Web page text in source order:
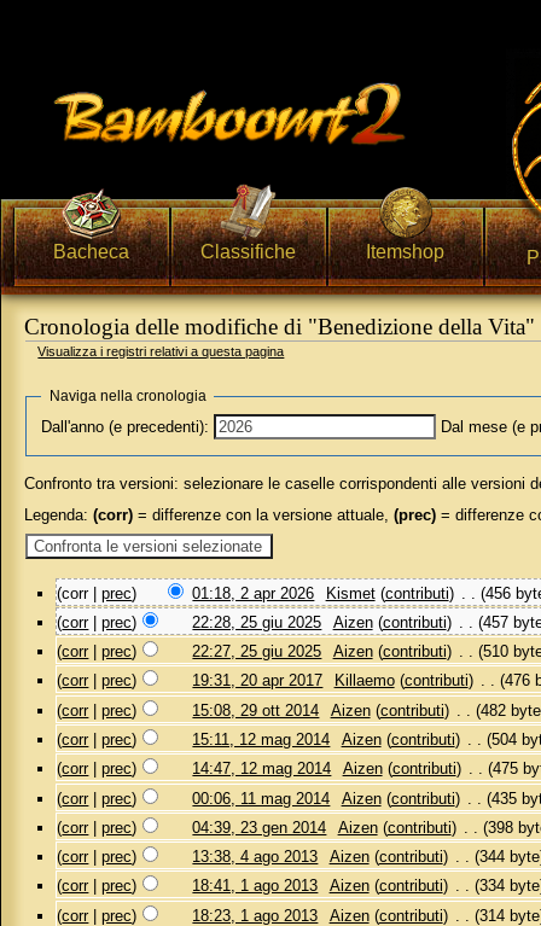
Bacheca Classifiche Itemshop
Cronologia delle modifiche di "Benedizione della Vita"
Visualizza i registri relativi a questa pagina
Naviga nella cronologia
Dall'anno (e precedenti): Dal mese (e
Confronto tra versioni: selezionare le caselle corrispondenti alle versioni
Legenda:(corr) = differenze con la versione attuale,(prec) = differenze
(corr |prec) 01:18, 2 apr 2026 Kismet (contributi)
(456
(corr|prec) 22:28, 25 giu 2025 Aizen (contributi)
(457
(corr|prec) 22:27, 25 giu 2025 Aizen (contributi) . . (510
(corr|prec) 19:31, 20 apr 2017 Killaemo (contributi) . . (476
(corr|prec) 15:08, 29 ott 2014 Aizen (contributi)
(482
(corr|prec) 15:11, 12 mag 2014 Aizen (contributi)
(504
(corr|prec) 14:47, 12 mag 2014 Aizen (contributi) . . (475
(corr|prec) 00:06, 11 mag 2014 Aizen (contributi)
(435
(corr|prec) 04:39, 23 gen 2014 Aizen (contributi)
(398
(corr|prec) 13:38, 4 ago 2013 Aizen (contributi) . . (344
(corr|prec) 18:41, 1 ago 2013 Aizen (contributi) . . (334
(corr|prec) 18:23, 1 ago 2013 Aizen (contributi)
(314